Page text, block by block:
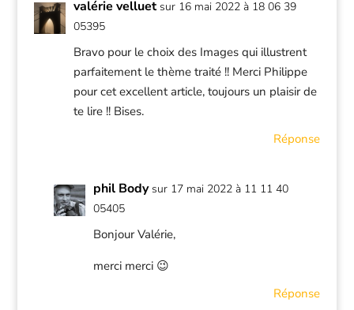
valérie velluet sur 16 mai 2022 à 18 06 39
05395
Bravo pour le choix des Images qui illustrent
parfaitement le thème traité !! Merci Philippe
pour cet excellent article, toujours un plaisir de
te lire !! Bises.
Réponse
phil Body sur 17 mai 2022 à 11 11 40
05405
Bonjour Valérie,
merci merci 😉
Réponse